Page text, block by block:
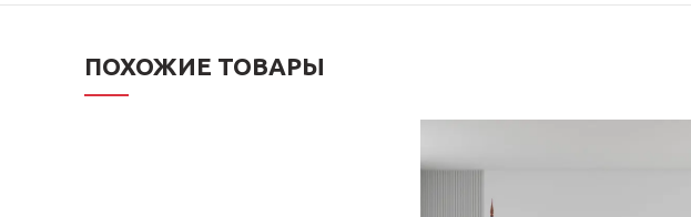
ПОХОЖИЕ ТОВАРЫ